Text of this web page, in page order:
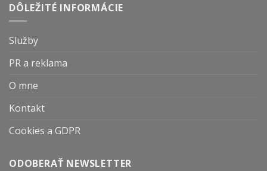
DÔLEŽITÉ INFORMÁCIE
Služby
PR a reklama
O mne
Kontakt
Cookies a GDPR
ODOBERAŤ NEWSLETTER